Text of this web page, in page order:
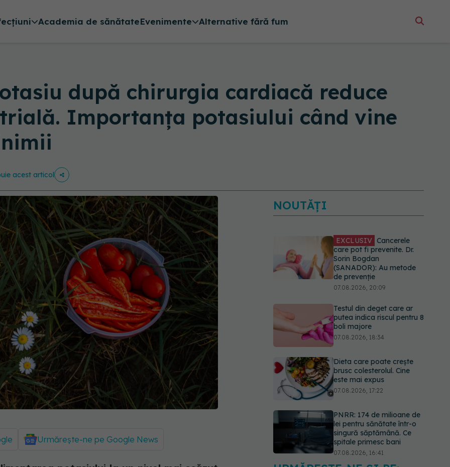
Academia de sănătateEvenimente Alternative fără fum
după chirurgia cardiacă reduce
Importanța potasiului când vine
acest articol
Urmărește-ne pe Google News
NOUTĂȚI
EXCLUSIV Cancerele
care pot fi prevenite. Dr.
Sorin Bogdan
(SANADOR): Au metode
de prevenție
07.08.2026, 20:09
Testul din deget care ar
putea indica riscul pentru 8
boli majore
07.08.2026, 18:34
Dieta care poate crește
brusc colesterolul. Cine
este mai expus
07.08.2026, 17:22
PNRR: 174 de milioane de
lei pentru sănătate într-o
singură săptămână. Ce
spitale primesc bani
07.08.2026, 16:41